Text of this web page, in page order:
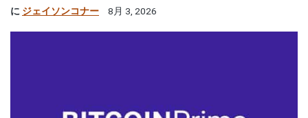
に ジェイソンコナー 8月 3, 2026